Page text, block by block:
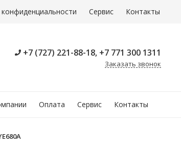
Сервис Контакты
+7 (727) 221-88-18, +7 771 300 1311
Заказать звонок
Оплата Сервис Контакты